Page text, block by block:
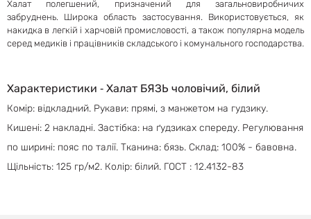
Халат полегшений, призначений для загальновиробничих
забруднень. Широка область застосування. Використовується, як
накидка в легкій і харчовій промисловості, а також популярна модель
серед медиків і працівників складського і комунального господарства.
Характеристики ‐ Халат БЯЗЬ чоловічий, білий
Комір: відкладний. Рукави: прямі, з манжетом на гудзику.
Кишені: 2 накладні. Застібка: на ґудзиках спереду. Регулювання
по ширині: пояс по талії. Тканина: бязь. Склад: 100% - бавовна.
Щільність: 125 гр/м2. Колір: білий. ГОСТ : 12.4132-83